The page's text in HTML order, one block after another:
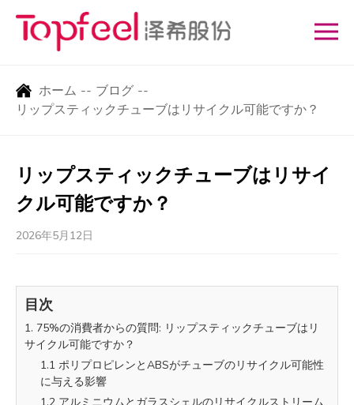
ホーム -- ブログ --
リップスティックチューブはリサイクル可能ですか？
リップスティックチューブはリサイ
クル可能ですか？
2026年5月12日
目次
1. 75%の消費者からの質問: リップスティックチューブはリ
サイクル可能ですか？
1.1 ポリプロピレンとABSがチューブのリサイクル可能性
に与える影響